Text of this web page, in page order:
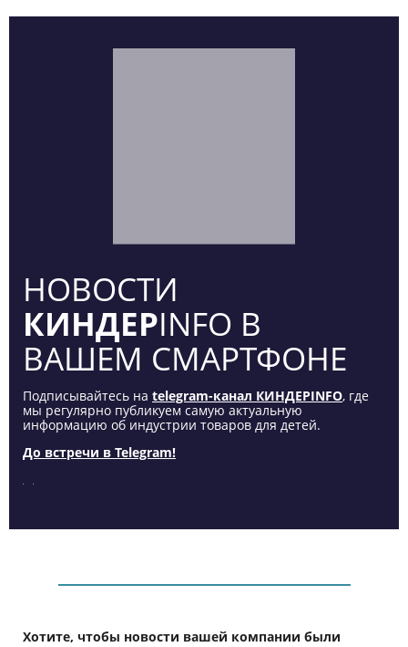
НОВОСТИ
КИНДЕРINFO В
ВАШЕМ СМАРТФОНЕ
Подписывайтесь на telegram-канал КИНДЕРINFO, где
мы регулярно публикуем самую актуальную
информацию об индустрии товаров для детей.
До встречи в Telegram!
Хотите, чтобы новости вашей компании были